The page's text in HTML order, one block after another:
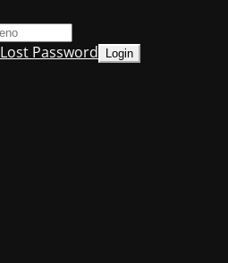
Lost Password